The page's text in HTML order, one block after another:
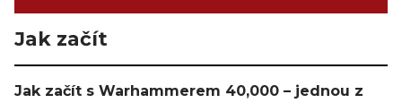
Jak začít
Jak začít s Warhammerem 40,000 – jednou z